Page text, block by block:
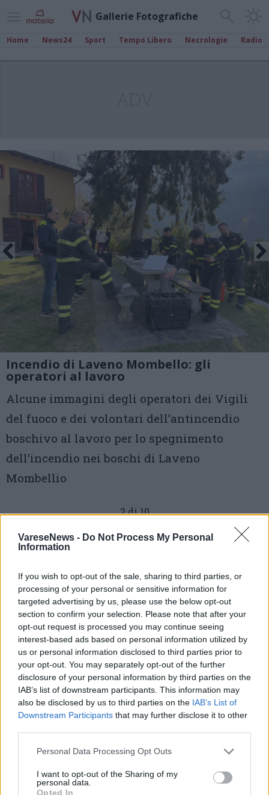
VareseNews - Do Not Process My Personal
Information
If you wish to opt-out of the sale, sharing to third parties, or
processing of your personal or sensitive information for
targeted advertising by us, please use the below opt-out
section to confirm your selection. Please note that after your
opt-out request is processed you may continue seeing
interest-based ads based on personal information utilized by
us or personal information disclosed to third parties prior to
your opt-out. You may separately opt-out of the further
disclosure of your personal information by third parties on the
IAB’s list of downstream participants. This information may
also be disclosed by us to third parties on the IAB’s List of
Downstream Participants that may further disclose it to other
Personal Data Processing Opt Outs
I want to opt-out of the Sharing of my
personal data.
Opted In
Gallerie Fotografiche
Home News24 Sport Tempo Libero Necrologie Radio
Incendio di Laveno Mombello: gli
operatori al lavoro
Alcune immagini degli operatori dei Vigili
del fuoco e dei volontari dell’antincendio
boschivo al lavoro per lo spegnimento
dell’incendio nei boschi di Laveno
Mombellio
2 di 10
TAG
incendio laveno mombello
Leggi l'articolo:
Pasquetta di lavoro senza sosta per le squadre impegnate
contro l’incendio di Laveno Mombello
ADV